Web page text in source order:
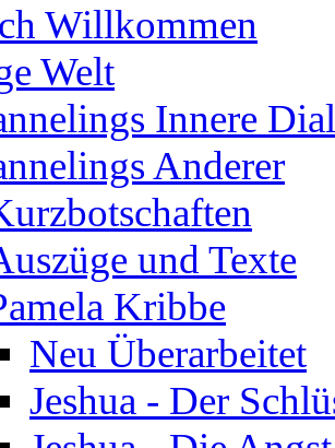
Willkommen
Welt
Innere
Anderer
und Texte
Kribbe
Neu Überarbeitet
Jeshua - Der